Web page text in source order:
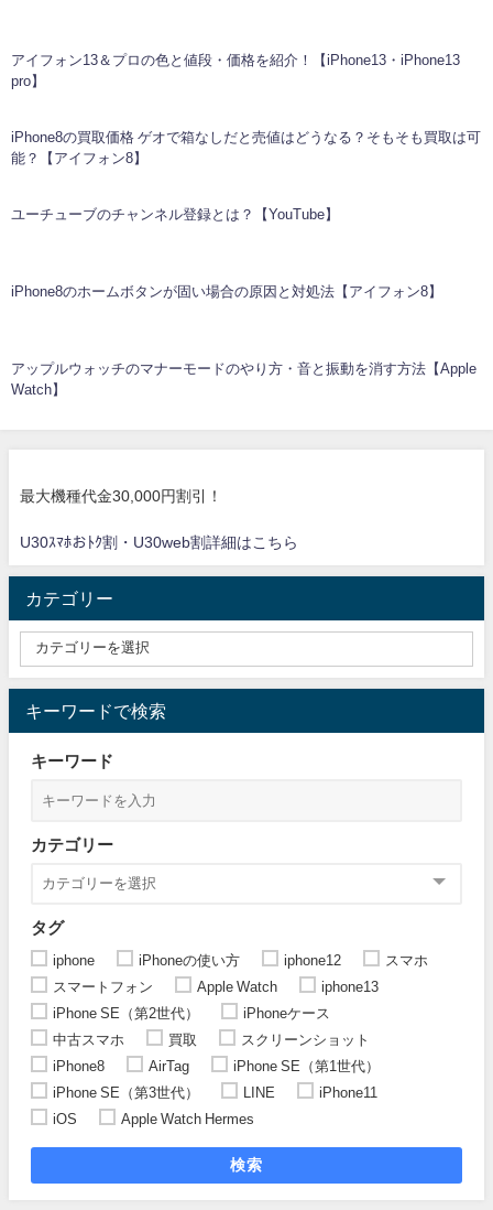
アイフォン13＆プロの色と値段・価格を紹介！【iPhone13・iPhone13
pro】
iPhone8の買取価格 ゲオで箱なしだと売値はどうなる？そもそも買取は可
能？【アイフォン8】
ユーチューブのチャンネル登録とは？【YouTube】
iPhone8のホームボタンが固い場合の原因と対処法【アイフォン8】
アップルウォッチのマナーモードのやり方・音と振動を消す方法【Apple
Watch】
最大機種代金30,000円割引！
U30ｽﾏﾎおﾄｸ割・U30web割詳細はこちら
カテゴリー
キーワードで検索
キーワード
カテゴリー
タグ
iphone iPhoneの使い方 iphone12
スマホ
スマートフォン
Apple Watch
iphone13
iPhone SE（第2世代）
iPhoneケース
中古スマホ
買取
スクリーンショット
iPhone8
AirTag
iPhone SE（第1世代）
iPhone SE（第3世代）
LINE
iPhone11
iOS
Apple Watch Hermes
検索